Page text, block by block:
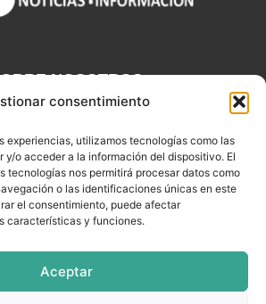
consentimiento
experiencias, utilizamos tecnologías como las
y/o acceder a la información del dispositivo. El
tecnologías nos permitirá procesar datos como
o las identificaciones únicas en este
el consentimiento, puede afectar
características y funciones.
Aceptar
NOSOTROS
sobre noticias, novedades, tecnologías y
te ayudaran a ser un mejor Djs.
SÍGUENOS